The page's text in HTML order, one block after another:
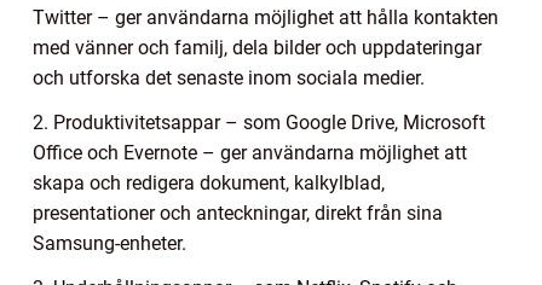
Twitter – ger användarna möjlighet att hålla kontakten
med vänner och familj, dela bilder och uppdateringar
och utforska det senaste inom sociala medier.
2. Produktivitetsappar – som Google Drive, Microsoft
Office och Evernote – ger användarna möjlighet att
skapa och redigera dokument, kalkylblad,
presentationer och anteckningar, direkt från sina
Samsung-enheter.